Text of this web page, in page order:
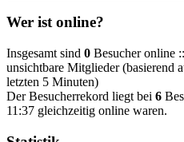
Wer ist online?
Insgesamt sind 0 Besucher online
unsichtbare Mitglieder (basierend
letzten 5 Minuten)
Der Besucherrekord liegt bei 6
11:37 gleichzeitig online waren.